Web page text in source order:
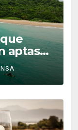
aptas